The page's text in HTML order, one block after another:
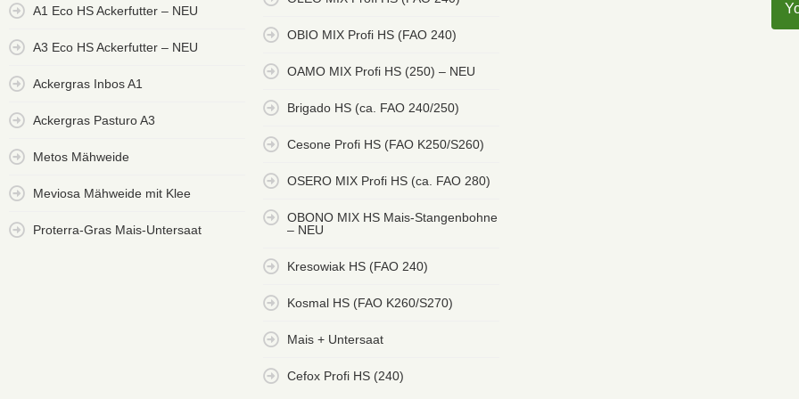
A1 Eco HS Ackerfutter – NEU
A3 Eco HS Ackerfutter – NEU
Ackergras Inbos A1
Ackergras Pasturo A3
Metos Mähweide
Meviosa Mähweide mit Klee
Proterra-Gras Mais-Untersaat
OBIO MIX Profi HS (FAO 240)
OAMO MIX Profi HS (250) – NEU
Brigado HS (ca. FAO 240/250)
Cesone Profi HS (FAO K250/S260)
OSERO MIX Profi HS (ca. FAO 280)
OBONO MIX HS Mais-Stangenbohne
– NEU
Kresowiak HS (FAO 240)
Kosmal HS (FAO K260/S270)
Mais + Untersaat
Cefox Profi HS (240)